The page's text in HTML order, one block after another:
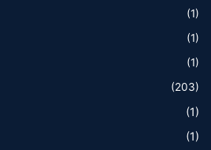
(1)
(1)
(1)
(203)
(1)
(1)